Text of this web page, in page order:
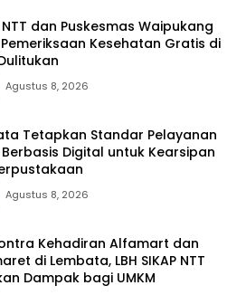
NTT dan Puskesmas Waipukang
Kesehatan Gratis di
Agustus 8, 2026
Tetapkan Standar Pelayanan
Berbasis Digital untuk Kearsipan
Agustus 8, 2026
Kehadiran Alfamart dan
di Lembata, LBH SIKAP NTT
Dampak bagi UMKM